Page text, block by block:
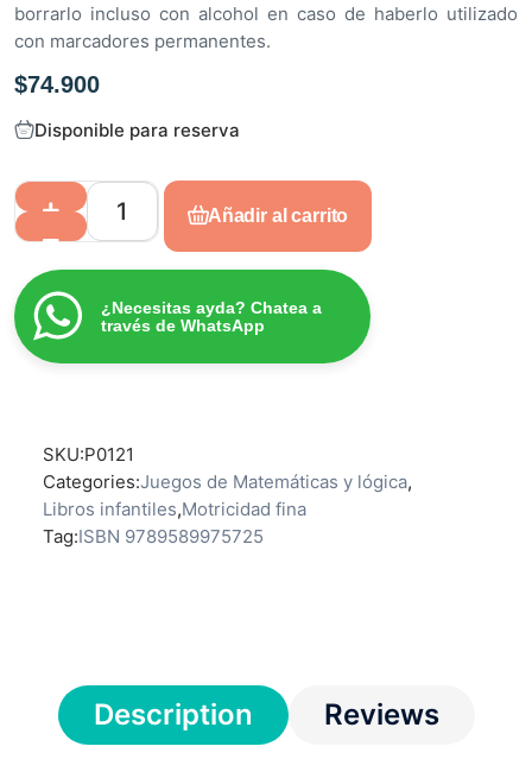
borrarlo incluso con alcohol en caso de haberlo utilizado
con marcadores permanentes.
$74.900
Disponible para reserva
Añadir al carrito
¿Necesitas ayda? Chatea a
través de WhatsApp
SKU:P0121
Categories:Juegos de Matemáticas y lógica,
Libros infantiles,Motricidad fina
Tag:ISBN 9789589975725
Description Reviews